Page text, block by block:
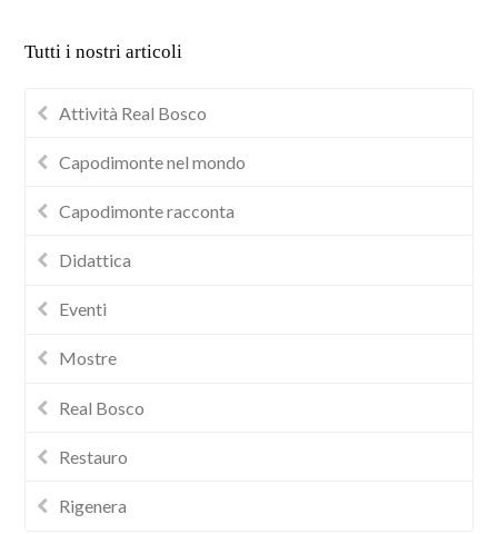
Tutti i nostri articoli
Attività Real Bosco
Capodimonte nel mondo
Capodimonte racconta
Didattica
Eventi
Mostre
Real Bosco
Restauro
Rigenera